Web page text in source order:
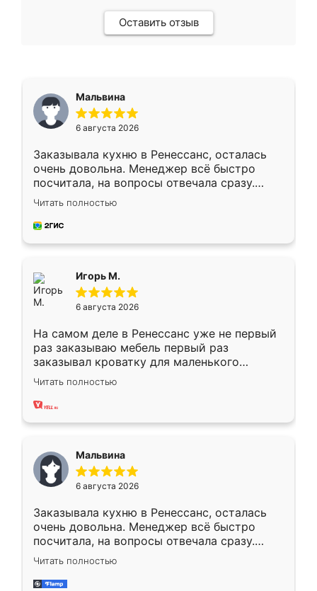
Оставить отзыв
Мальвина
6 августа 2026
Заказывала кухню в Ренессанс, осталась
очень довольна. Менеджер всё быстро
посчитала, на вопросы отвечала сразу.
Замерщик приехал в субботу, подошёл к
делу со всей ответственностью. Собрали
за день, ребята работали аккуратно, даже
Читать полностью
Игорь М.
6 августа 2026
На самом деле в Ренессанс уже не первый
раз заказываю мебель первый раз
заказывал кроватку для маленького
ребёнка при его рождении ,во второй раз
заказал шкаф-купе. По качеству очень
хорошее сборка достаточно быстрая,
меньше, здесь же он более разнообразный.
Мне нравится ,если что-то потребуется из
мебели буду заказывать только здесь.
Читать полностью
Мальвина
6 августа 2026
Заказывала кухню в Ренессанс, осталась
очень довольна. Менеджер всё быстро
посчитала, на вопросы отвечала сразу.
Замерщик приехал в субботу, подошёл к
делу со всей ответственностью. Собрали
за день, ребята работали аккуратно, даже
Читать полностью